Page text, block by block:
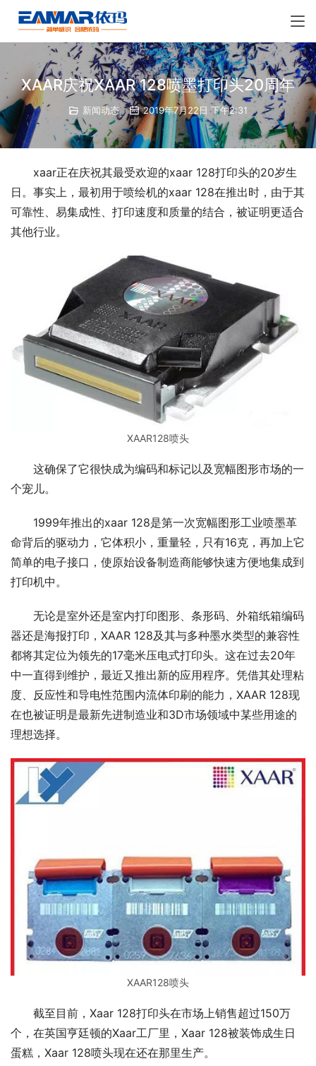
XAAR庆祝XAAR 128喷墨打印头20周年
新闻动态 2019年7月22日 下午2:31
xaar正在庆祝其最受欢迎的xaar 128打印头的20岁生
日。事实上，最初用于喷绘机的xaar 128在推出时，由于其
可靠性、易集成性、打印速度和质量的结合，被证明更适合
其他行业。
XAAR128喷头
这确保了它很快成为编码和标记以及宽幅图形市场的一
个宠儿。
1999年推出的xaar 128是第一次宽幅图形工业喷墨革
命背后的驱动力，它体积小，重量轻，只有16克，再加上它
简单的电子接口，使原始设备制造商能够快速方便地集成到
打印机中。
无论是室外还是室内打印图形、条形码、外箱纸箱编码
器还是海报打印，XAAR 128及其与多种墨水类型的兼容性
都将其定位为领先的17毫米压电式打印头。这在过去20年
中一直得到维护，最近又推出新的应用程序。凭借其处理粘
度、反应性和导电性范围内流体印刷的能力，XAAR 128现
在也被证明是最新先进制造业和3D市场领域中某些用途的
理想选择。
XAAR128喷头
截至目前，Xaar 128打印头在市场上销售超过150万
个，在英国亨廷顿的Xaar工厂里，Xaar 128被装饰成生日
蛋糕，Xaar 128喷头现在还在那里生产。